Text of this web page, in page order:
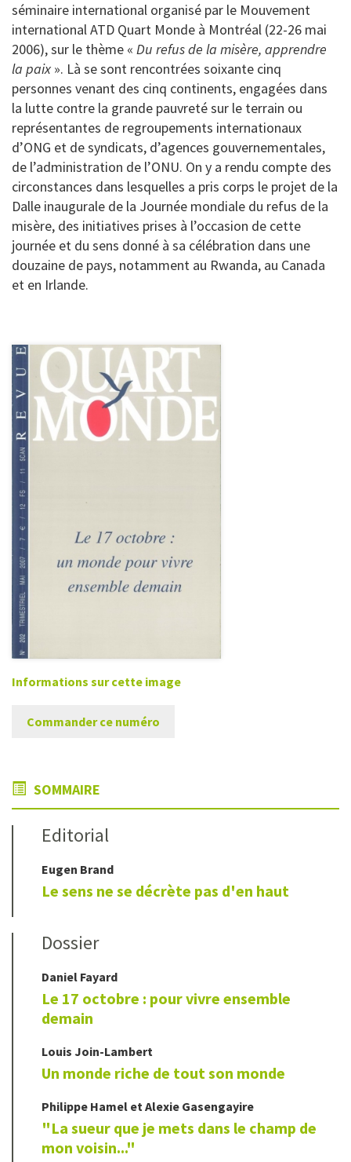
séminaire international organisé par le Mouvement
international ATD Quart Monde à Montréal (22-26 mai
2006), sur le thème « Du refus de la misère, apprendre
la paix ». Là se sont rencontrées soixante cinq
personnes venant des cinq continents, engagées dans
la lutte contre la grande pauvreté sur le terrain ou
représentantes de regroupements internationaux
d’ONG et de syndicats, d’agences gouvernementales,
de l’administration de l’ONU. On y a rendu compte des
circonstances dans lesquelles a pris corps le projet de la
Dalle inaugurale de la Journée mondiale du refus de la
misère, des initiatives prises à l’occasion de cette
journée et du sens donné à sa célébration dans une
douzaine de pays, notamment au Rwanda, au Canada
et en Irlande.
Informations sur cette image
Commander ce numéro
SOMMAIRE
Editorial
Eugen Brand
Le sens ne se décrète pas d'en haut
Dossier
Daniel Fayard
Le 17 octobre : pour vivre ensemble
demain
Louis Join-Lambert
Un monde riche de tout son monde
Philippe Hamel etAlexie Gasengayire
"La sueur que je mets dans le champ de
mon voisin..."